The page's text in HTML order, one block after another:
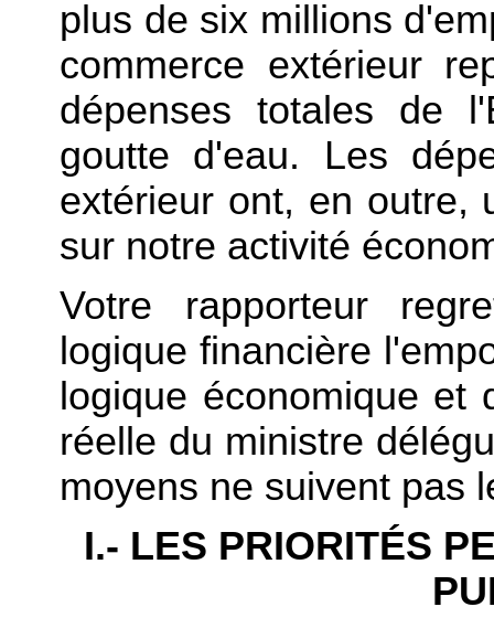
plus de six millions
commerce extérieur
dépenses totales de
goutte d'eau. Les
extérieur ont, en outre,
sur notre activité
Votre rapporteur
logique financière
logique économique
réelle du ministre
moyens ne suivent pas
I.- LES PRIORITÉS